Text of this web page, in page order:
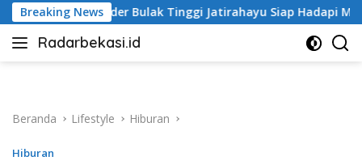
Langsung
ke
konten
Breaking News
Tinggi Jatirahayu Siap Hadapi Musim Hujan
Radarbekasi.id
Berita
Beranda
Lifestyle Hiburan
Hiburan